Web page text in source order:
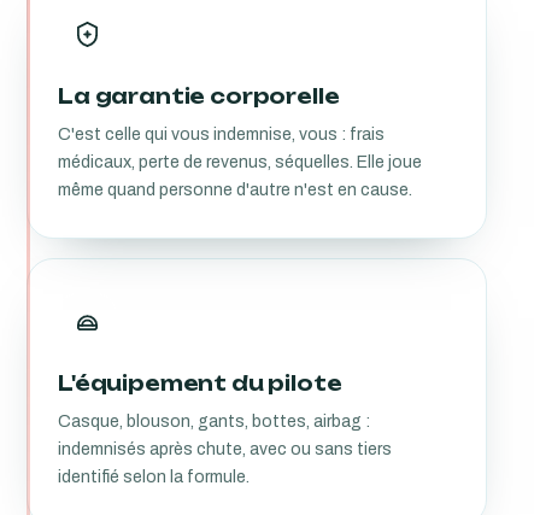
La garantie corporelle
C'est celle qui vous indemnise, vous : frais
médicaux, perte de revenus, séquelles. Elle joue
même quand personne d'autre n'est en cause.
L'équipement du pilote
Casque, blouson, gants, bottes, airbag :
indemnisés après chute, avec ou sans tiers
identifié selon la formule.